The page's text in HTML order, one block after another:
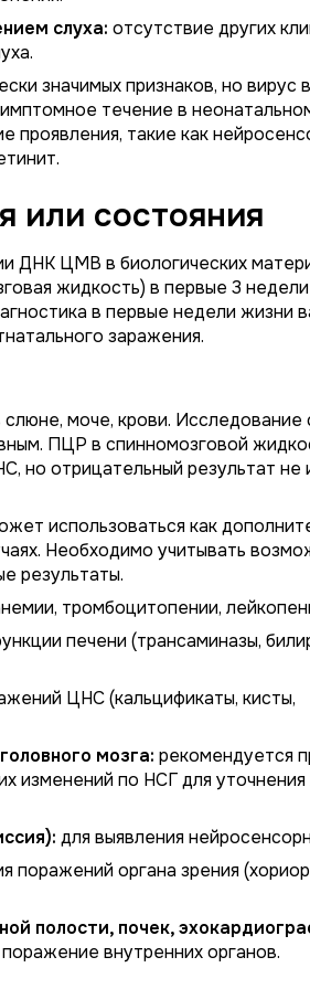
слуха: отсутствие других
значимых признаков, но вирус
течение в
такие как
или состояния
ДНК ЦМВ в биологических
жидкость) в первые 3
в первые недели жизни
заражения.
моче, крови. Исследование
ПЦР в спинномозговой
но отрицательный результат не
использоваться как
Необходимо учитывать
результаты.
тромбоцитопении,
печени (трансаминазы,
ЦНС (кальцификаты, кисты,
мозга: рекомендуется
изменений по НСГ для уточнения
для выявления
поражений органа зрения
полости, почек,
внутренних органов.